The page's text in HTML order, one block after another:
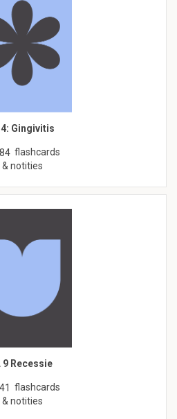
4: Gingivitis
84 flashcards
& notities
9 Recessie
41 flashcards
& notities